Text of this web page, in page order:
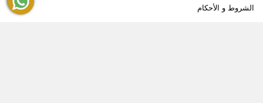
الشروط و الأحكام